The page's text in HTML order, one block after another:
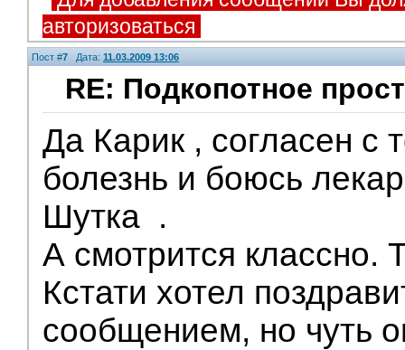
авторизоваться
Пост #7 Дата: 11.03.2009 13:06
RE: Подкопотное
Да Карик , согласен с
болезнь и боюсь
Шутка .
А смотрится классно.
Кстати хотел
сообщением, но чуть
Помощники